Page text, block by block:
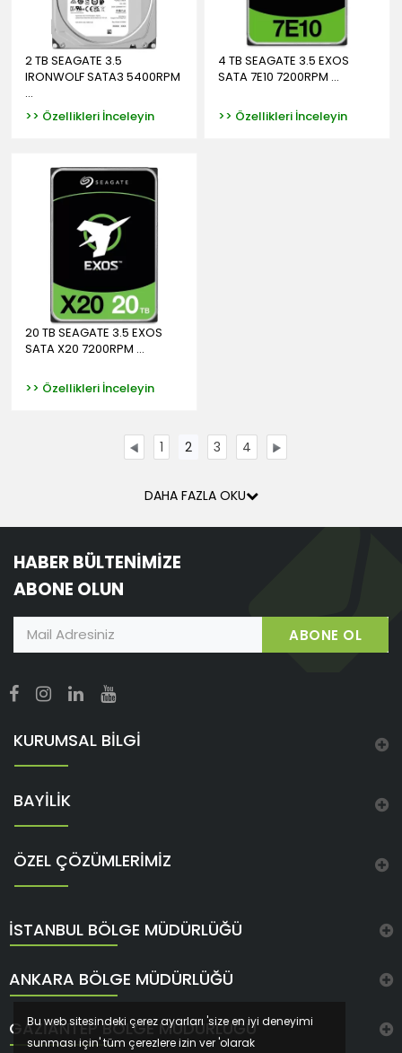
2 TB SEAGATE 3.5
IRONWOLF SATA3 5400RPM
...
>> Özellikleri İnceleyin
4 TB SEAGATE 3.5 EXOS
SATA 7E10 7200RPM ...
>> Özellikleri İnceleyin
20 TB SEAGATE 3.5 EXOS
SATA X20 7200RPM ...
>> Özellikleri İnceleyin
1 2 3 4
DAHA FAZLA OKU
HABER BÜLTENİMİZE
ABONE OLUN
ABONE OL
KURUMSAL BİLGİ
BAYİLİK
ÖZEL ÇÖZÜMLERİMİZ
İSTANBUL BÖLGE MÜDÜRLÜĞÜ
ANKARA BÖLGE MÜDÜRLÜĞÜ
GAZIANTEP BÖLGE MÜDÜRLÜĞÜ
Bu web sitesindeki çerez ayarları 'size en iyi deneyimi
sunması için' tüm çerezlere izin ver 'olarak